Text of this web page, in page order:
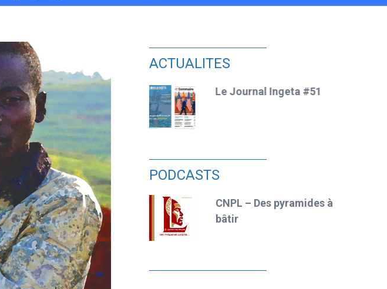
ACTUALITES
Le Journal Ingeta #51 Le jour d’après…
PODCASTS
CNPL – Des pyramides à
bâtir
CNPL – Ronaldo,
l’expérience et les